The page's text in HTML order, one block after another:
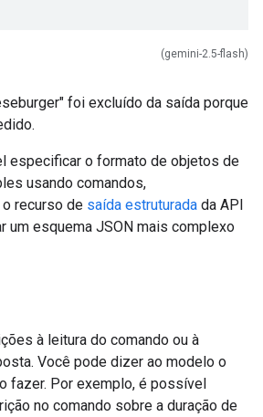
(gemini-2.5-flash)
foi excluído da saída porque
especificar o formato de objetos de
usando comandos,
recurso de saída estruturada da API
um esquema JSON mais complexo
à leitura do comando ou à
Você pode dizer ao modelo o
fazer. Por exemplo, é possível
no comando sobre a duração de